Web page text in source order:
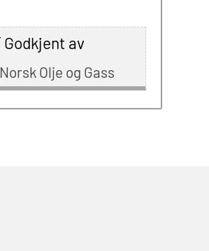
Godkjent av
Norsk Olje og Gass